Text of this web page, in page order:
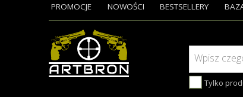
Wpisz
Tylko
PROMOCJE NOWOŚCI BESTSELLERY